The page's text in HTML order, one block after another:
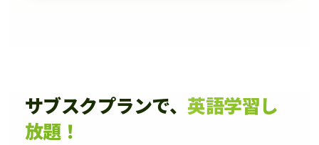
サブスクプランで、 英語学習し
放題！